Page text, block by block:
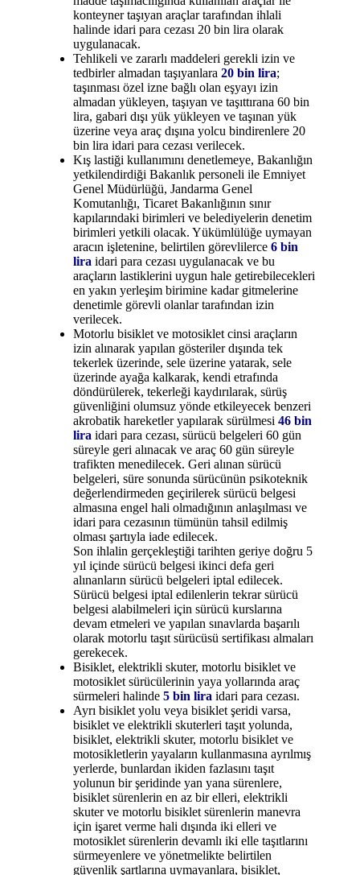
konteyner taşıyan araçlar tarafından ihlali
halinde idari para cezası 20 bin lira olarak
uygulanacak.
Tehlikeli ve zararlı maddeleri gerekli izin ve
tedbirler almadan taşıyanlara20 bin lira;
taşınması özel izne bağlı olan eşyayı izin
almadan yükleyen, taşıyan ve taşıttırana 60 bin
lira, gabari dışı yük yükleyen ve taşınan yük
üzerine veya araç dışına yolcu bindirenlere 20
bin lira idari para cezası verilecek.
Kış lastiği kullanımını denetlemeye, Bakanlığın
yetkilendirdiği Bakanlık personeli ile Emniyet
Genel Müdürlüğü, Jandarma Genel
Komutanlığı, Ticaret Bakanlığının sınır
kapılarındaki birimleri ve belediyelerin denetim
birimleri yetkili olacak. Yükümlülüğe uymayan
aracın işletenine, belirtilen görevlilerce6 bin
lira idari para cezası uygulanacak ve bu
araçların lastiklerini uygun hale getirebilecekleri
en yakın yerleşim birimine kadar gitmelerine
denetimle görevli olanlar tarafından izin
verilecek.
Motorlu bisiklet ve motosiklet cinsi araçların
izin alınarak yapılan gösteriler dışında tek
tekerlek üzerinde, sele üzerine yatarak, sele
üzerinde ayağa kalkarak, kendi etrafında
döndürülerek, tekerleği kaydırılarak, sürüş
güvenliğini olumsuz yönde etkileyecek benzeri
akrobatik hareketler yapılarak sürülmesi46 bin
lira idari para cezası, sürücü belgeleri 60 gün
süreyle geri alınacak ve araç 60 gün süreyle
trafikten menedilecek. Geri alınan sürücü
belgeleri, süre sonunda sürücünün psikoteknik
değerlendirmeden geçirilerek sürücü belgesi
almasına engel hali olmadığının anlaşılması ve
idari para cezasının tümünün tahsil edilmiş
olması şartıyla iade edilecek.
Son ihlalin gerçekleştiği tarihten geriye doğru 5
yıl içinde sürücü belgesi ikinci defa geri
alınanların sürücü belgeleri iptal edilecek.
Sürücü belgesi iptal edilenlerin tekrar sürücü
belgesi alabilmeleri için sürücü kurslarına
devam etmeleri ve yapılan sınavlarda başarılı
olarak motorlu taşıt sürücüsü sertifikası almaları
gerekecek.
Bisiklet, elektrikli skuter, motorlu bisiklet ve
motosiklet sürücülerinin yaya yollarında araç
sürmeleri halinde5 bin lira idari para cezası.
Ayrı bisiklet yolu veya bisiklet şeridi varsa,
bisiklet ve elektrikli skuterleri taşıt yolunda,
bisiklet, elektrikli skuter, motorlu bisiklet ve
motosikletlerin yayaların kullanmasına ayrılmış
yerlerde, bunlardan ikiden fazlasını taşıt
yolunun bir şeridinde yan yana sürenlere,
bisiklet sürenlerin en az bir elleri, elektrikli
skuter ve motorlu bisiklet sürenlerin manevra
için işaret verme hali dışında iki elleri ve
motosiklet sürenlerin devamlı iki elle taşıtlarını
sürmeyenlere ve yönetmelikte belirtilen
güvenlik şartlarına uymayanlara, bisiklet,